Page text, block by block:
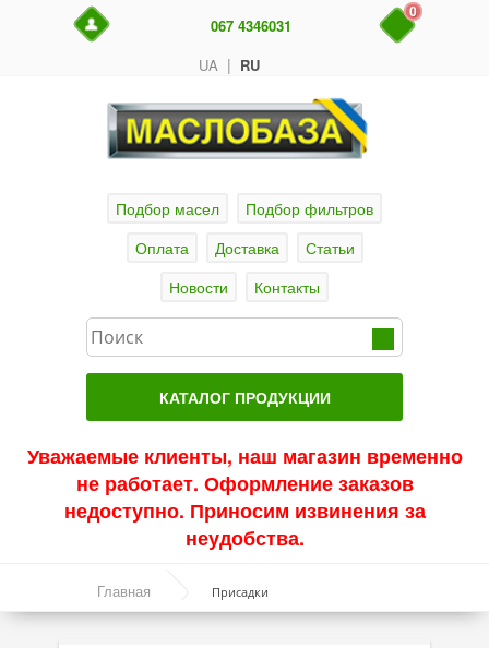
UA | RU
067 4346031
0
Подбор масел
Подбор фильтров
Оплата
Доставка
Статьи
Новости
Контакты
КАТАЛОГ ПРОДУКЦИИ
Актуальные продукты
Акции
Синтетические масла
Уважаемые клиенты, наш магазин временно
не работает. Оформление заказов
недоступно. Приносим извинения за
неудобства.
Главная Присадки